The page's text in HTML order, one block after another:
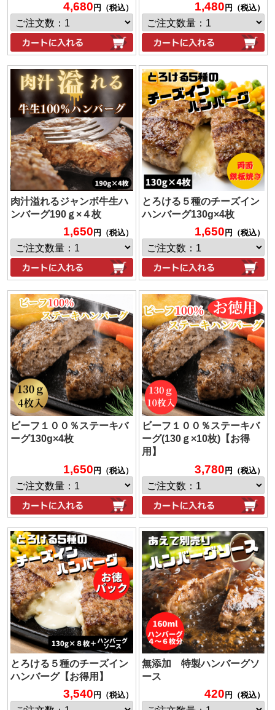
4,680 円（税込） 1,480 円（税込）
肉汁溢れるジャンボ牛生ハ
ンバーグ190ｇ×４枚
1,650 円（税込）
とろける５種のチーズイン
ハンバーグ130g×4枚
1,650 円（税込）
ビーフ１００％ステーキバ
ーグ130g×4枚
1,650円（税込）
ビーフ１００％ステーキバ
ーグ(130ｇ×10枚)【お得
用】
3,780円（税込）
とろける５種のチーズイン
ハンバーグ【お得用】
3,540 円（税込）
無添加 特製ハンバーグソ
ース
420 円（税込）